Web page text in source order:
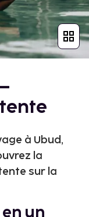
à Ubud,
la
sur la
un